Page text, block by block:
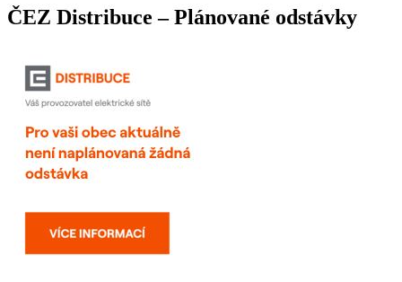
ČEZ Distribuce – Plánované odstávky